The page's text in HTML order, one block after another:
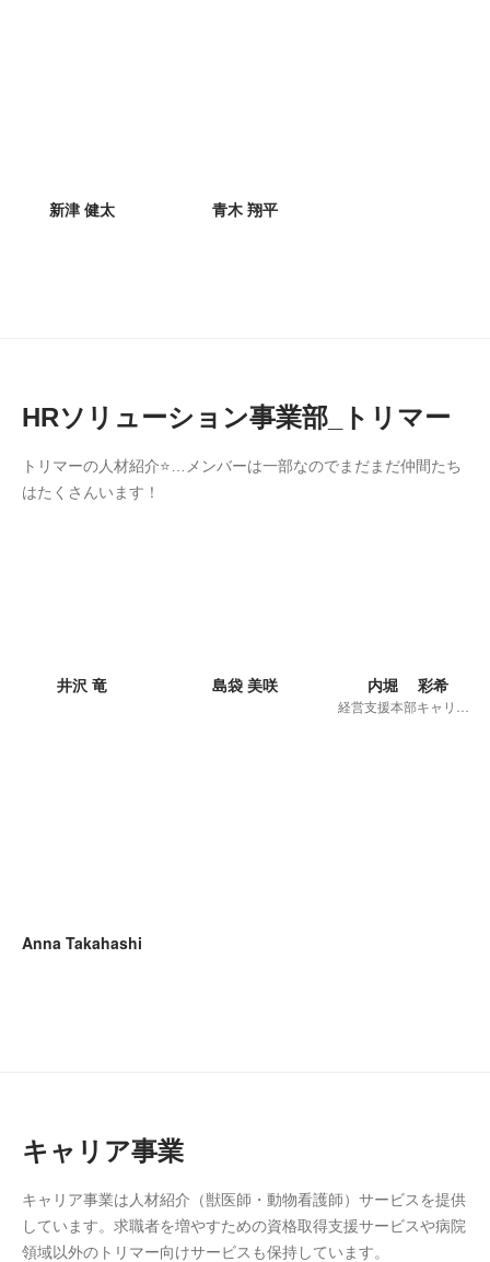
新津 健太 青木 翔平
HRソリューション事業部_トリマー
トリマーの人材紹介⭐…メンバーは一部なのでまだまだ仲間たち
はたくさんいます！
井沢 竜 島袋 美咲 内堀 彩希
Anna Takahashi
キャリア事業
キャリア事業は人材紹介（獣医師・動物看護師）サービスを提供
しています。求職者を増やすための資格取得支援サービスや病院
領域以外のトリマー向けサービスも保持しています。